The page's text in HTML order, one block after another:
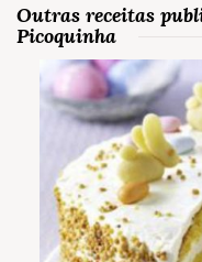
Outras receitas
Picoquinha